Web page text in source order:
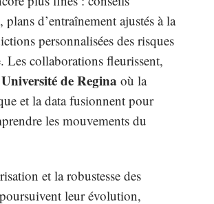
plans d’entraînement ajustés à la
personnalisées des risques
Les collaborations fleurissent,
Université de Regina où la
et la data fusionnent pour
les mouvements du
et la robustesse des
leur évolution,